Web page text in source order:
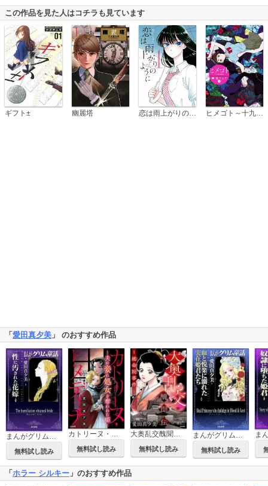
この作品を見た人はコチラも見ています
ギフト± 幽麗塔 恋は雨上がりのように ヒメゴト～十九歳の制服～
「 愛田真夕美 」 のおすすめ作品
無料試し読み
カトリーヌ・ド・メディチ ～夫の妾に処女を奪われた姫～
無料試し読み
大奥乱交醜聞伝 ～延命院事件～
無料試し読み
まんがグリム童話 血と悦楽に溺れた実在姫君たち
無料試し読み
「ホラー シルキー 」のおすすめ作品